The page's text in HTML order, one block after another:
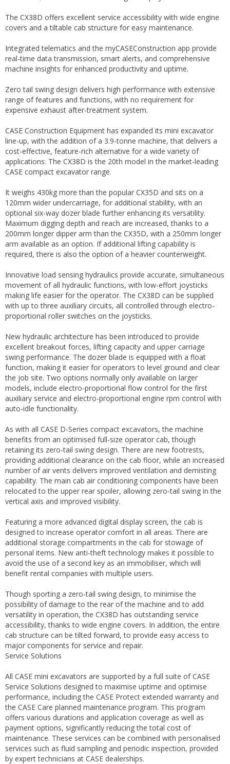
The CX38D offers excellent service accessibility with wide engine
covers and a tiltable cab structure for easy maintenance.
Integrated telematics and the myCASEConstruction app provide
real-time data transmission, smart alerts, and comprehensive
machine insights for enhanced productivity and uptime.
Zero tail swing design delivers high performance with extensive
range of features and functions, with no requirement for
expensive exhaust after-treatment system.
CASE Construction Equipment has expanded its mini excavator
line-up, with the addition of a 3.9-tonne machine, that delivers a
cost-effective, feature-rich alternative for a wide variety of
applications. The CX38D is the 20th model in the market-leading
CASE compact excavator range.
It weighs 430kg more than the popular CX35D and sits on a
120mm wider undercarriage, for additional stability, with an
optional six-way dozer blade further enhancing its versatility.
Maximum digging depth and reach are increased, thanks to a
200mm longer dipper arm than the CX35D, with a 250mm longer
arm available as an option. If additional lifting capability is
required, there is also the option of a heavier counterweight.
Innovative load sensing hydraulics provide accurate, simultaneous
movement of all hydraulic functions, with low-effort joysticks
making life easier for the operator. The CX38D can be supplied
with up to three auxiliary circuits, all controlled through electro-
proportional roller switches on the joysticks.
New hydraulic architecture has been introduced to provide
excellent breakout forces, lifting capacity and upper carriage
swing performance. The dozer blade is equipped with a float
function, making it easier for operators to level ground and clear
the job site. Two options normally only available on larger
models, include electro-proportional flow control for the first
auxiliary service and electro-proportional engine rpm control with
auto-idle functionality.
As with all CASE D-Series compact excavators, the machine
benefits from an optimised full-size operator cab, though
retaining its zero-tail swing design. There are new footrests,
providing additional clearance on the cab floor, while an increased
number of air vents delivers improved ventilation and demisting
capability. The main cab air conditioning components have been
relocated to the upper rear spoiler, allowing zero-tail swing in the
vertical axis and improved visibility.
Featuring a more advanced digital display screen, the cab is
designed to increase operator comfort in all areas. There are
additional storage compartments in the cab for stowage of
personal items. New anti-theft technology makes it possible to
avoid the use of a second key as an immobiliser, which will
benefit rental companies with multiple users.
Though sporting a zero-tail swing design, to minimise the
possibility of damage to the rear of the machine and to add
versatility in operation, the CX38D has outstanding service
accessibility, thanks to wide engine covers. In addition, the entire
cab structure can be tilted forward, to provide easy access to
major components for service and repair.
Service Solutions
All CASE mini excavators are supported by a full suite of CASE
Service Solutions designed to maximise uptime and optimise
performance, including the CASE Protect extended warranty and
the CASE Care planned maintenance program. This program
offers various durations and application coverage as well as
payment options, significantly reducing the total cost of
maintenance. These services can be combined with personalised
services such as fluid sampling and periodic inspection, provided
by expert technicians at CASE dealerships.